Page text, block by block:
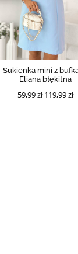
Sukienka mini z
Eliana błękitna
59,99 zł119,99 zł